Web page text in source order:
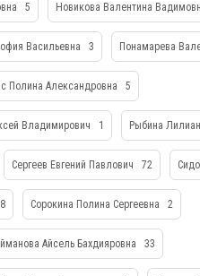
5 Новикова Валентина
Васильевна 3 Понамарева
Полина Александровна 5
Владимирович 1 Рыбина
Сергеев Евгений Павлович 72
8 Сорокина Полина Сергеевна 2
Айсель Бахдияровна 33